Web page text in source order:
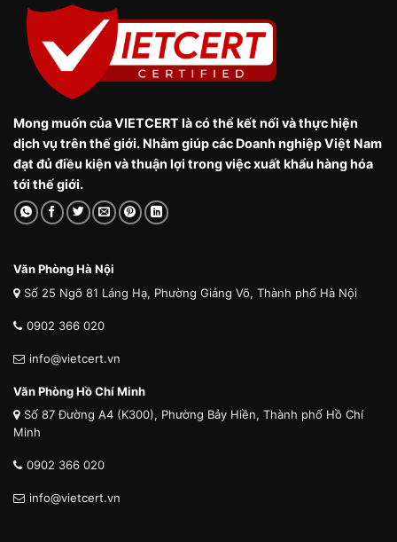
Mong muốn của VIETCERT là có thể kết nối và thực hiện
dịch vụ trên thế giới. Nhằm giúp các Doanh nghiệp Việt Nam
đạt đủ điều kiện và thuận lợi trong việc xuất khẩu hàng hóa
tới thế giới.
Văn Phòng Hà Nội
Số 25 Ngõ 81 Láng Hạ, Phường Giảng Võ, Thành phố Hà Nội
0902 366 020
info@vietcert.vn
Văn Phòng Hồ Chí Minh
Số 87 Đường A4 (K300), Phường Bảy Hiền, Thành phố Hồ Chí
Minh
0902 366 020
info@vietcert.vn